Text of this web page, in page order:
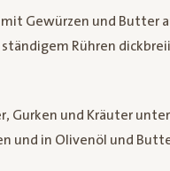
Gewürzen und Butter
Rühren
Gurken und Kräuter
und in Olivenöl und